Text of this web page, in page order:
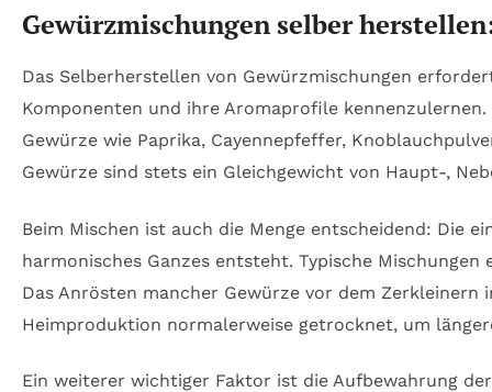
Gewürzmischungen selber
Das Selberherstellen von Gewürzmischungen
Komponenten und ihre Aromaprofile
Gewürze wie Paprika, Cayennepfeffer,
Gewürze sind stets ein Gleichgewicht von Haupt-,
Beim Mischen ist auch die Menge entscheidend: Die
harmonisches Ganzes entsteht. Typische
Das Anrösten mancher Gewürze vor dem
Heimproduktion normalerweise getrocknet, um
Ein weiterer wichtiger Faktor ist die Aufbewahrung